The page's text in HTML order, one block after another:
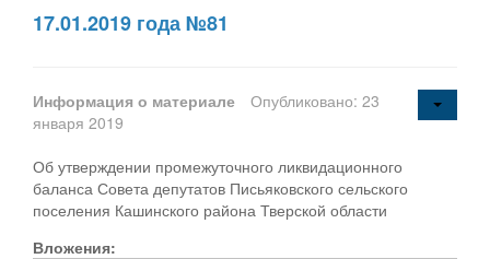
17.01.2019 года №81
Информация о материале
Опубликовано: 23
января 2019
Об утверждении промежуточного ликвидационного
баланса Совета депутатов Письяковского сельского
поселения Кашинского района Тверской области
Вложения: